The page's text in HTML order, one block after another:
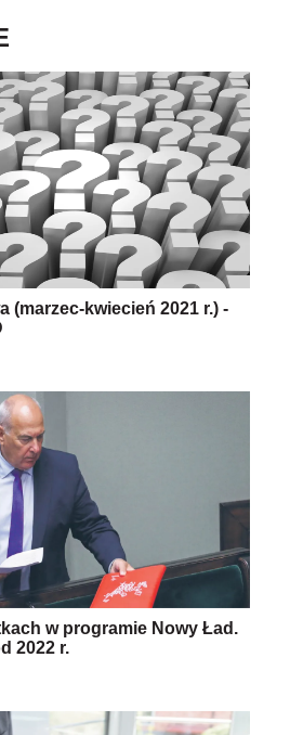
(marzec-kwiecień 2021 r.) -
w programie Nowy Ład.
2022 r.